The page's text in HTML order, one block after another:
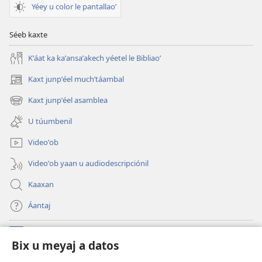
Bix u meyaj a datos
Yéey u color le pantallaoʼ
Séeb kaxte
Kʼáat ka kaʼansaʼakech yéetel le Bibliaoʼ
Kaxt junpʼéel muchʼtáambal
(opens
new
window)
Kaxt junpʼéel asamblea
(opens
new
window)
U túumbenil
Videoʼob
Videoʼob yaan u audiodescripciónil
Kaaxan
Áantaj
(opens
new